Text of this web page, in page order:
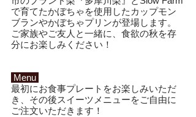
で育てたかぼちゃを使用したカップモン
ブランやかぼちゃプリンが登場します。
ご家族やご友人と一緒に、食欲の秋を存
分にお楽しみください！
Menu
最初にお食事プレートをお楽しみいただ
き、その後スイーツメニューをご自由に
ご注文いただきます！